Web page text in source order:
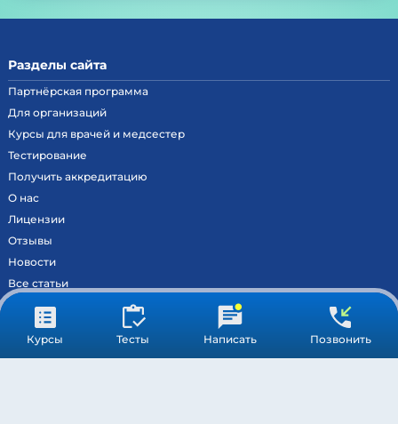
Курсы Тесты Написать Позвонить
Разделы сайта
Партнёрская программа
Для организаций
Курсы для врачей и медсестер
Тестирование
Получить аккредитацию
О нас
Лицензии
Отзывы
Новости
Все статьи
Контакты
Вход на образовательный портал
Сведения